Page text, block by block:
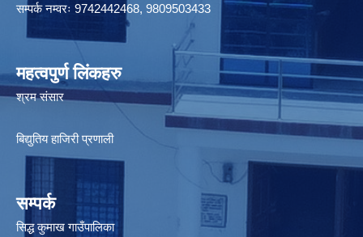
सम्पर्क नम्वरः 9742442468, 9809503433
महत्वपुर्ण लिंकहरु
श्रम संसार
बिद्युतिय हाजिरी प्रणाली
सम्पर्क
सिद्ध कुमाख गाउँपालिका